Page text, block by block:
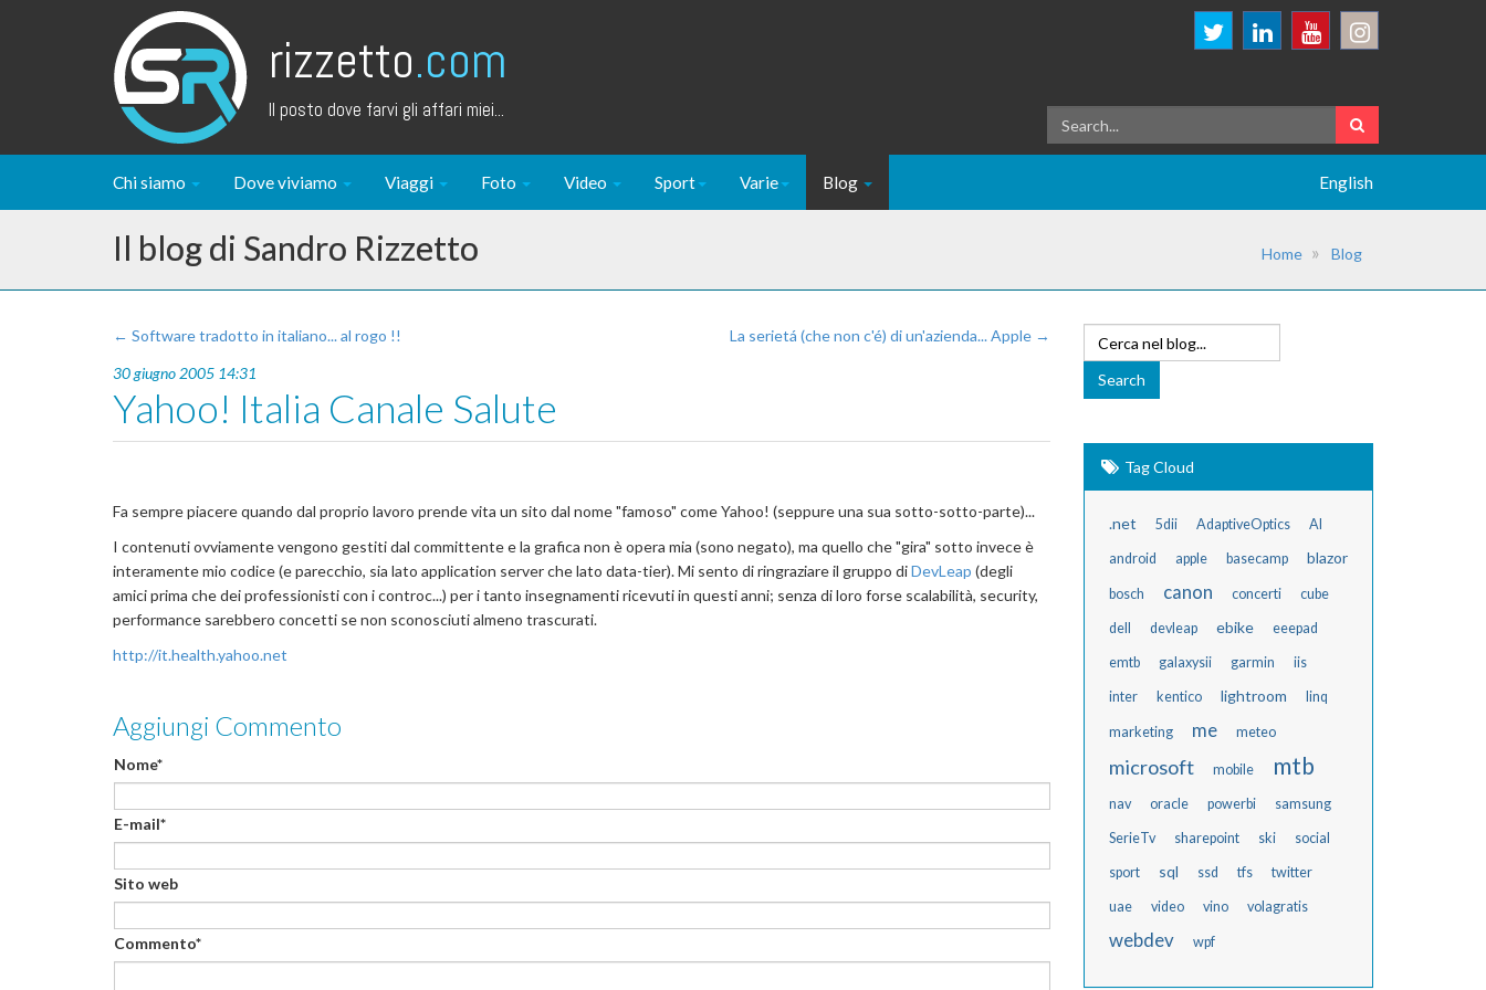
rizzetto.com
Il posto dove farvi gli affari miei...
Chi siamo Dove viviamo Viaggi Foto Video Sport Varie Blog English
Il blog di Sandro Rizzetto Home Blog
← Software tradotto in italiano... al rogo !!
La serietá (che non c'é) di un'azienda... Apple →
30 giugno 2005 14:31
Yahoo! Italia Canale Salute
Fa sempre piacere quando dal proprio lavoro prende vita un sito dal nome "famoso" come Yahoo! (seppure una sua sotto-sotto-parte)...
I contenuti ovviamente vengono gestiti dal committente e la grafica non è opera mia (sono negato), ma quello che "gira" sotto invece è
interamente mio codice (e parecchio, sia lato application server che lato data-tier). Mi sento di ringraziare il gruppo diDevLeap (degli
amici prima che dei professionisti con i controc...) per i tanto insegnamenti ricevuti in questi anni; senza di loro forse scalabilità, security,
performance sarebbero concetti se non sconosciuti almeno trascurati.
http://it.health.yahoo.net
Aggiungi Commento
Nome*
E-mail*
Sito web
Commento*
Tag Cloud
.net 5dii AdaptiveOptics AI
android apple basecamp blazor
bosch canon concerti cube
dell devleap ebike eeepad
emtb galaxysii garmin iis
inter kentico lightroom linq
marketing me meteo
microsoft mobile mtb
nav oracle powerbi samsung
SerieTv sharepoint ski social
sport sql ssd tfs twitter
uae video vino volagratis
webdev wpf